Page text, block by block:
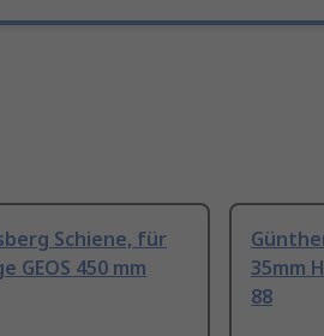
Schiene, für
GEOS 450 mm
35mm
88